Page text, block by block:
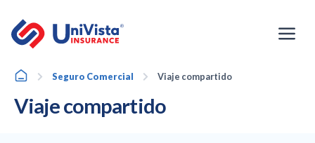
contenido
HomeSeguro Comercial Viaje compartido
Viaje compartido